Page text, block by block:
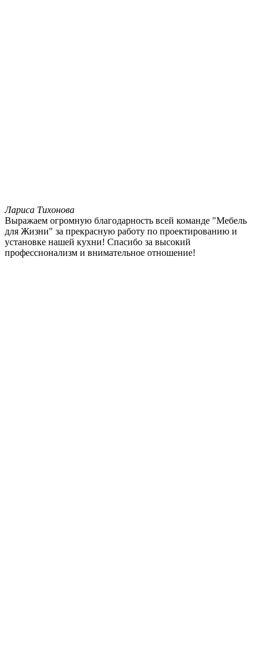
Лариса Тихонова
Выражаем огромную благодарность всей команде "Мебель
для Жизни" за прекрасную работу по проектированию и
установке нашей кухни! Спасибо за высокий
профессионализм и внимательное отношение!